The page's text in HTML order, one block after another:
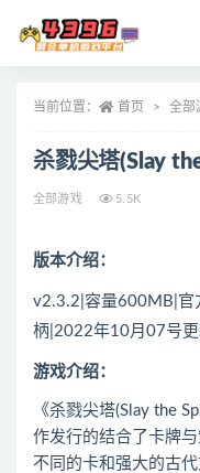
当前位置： 首页 全部
杀戮尖塔(Slay
全部游戏 5.5K
版本介绍：
v2.3.2|容量600MB|官
柄|2022年10月07号
游戏介绍：
《杀戮尖塔(Slay the
作发行的结合了卡牌
不同的卡和强大的古